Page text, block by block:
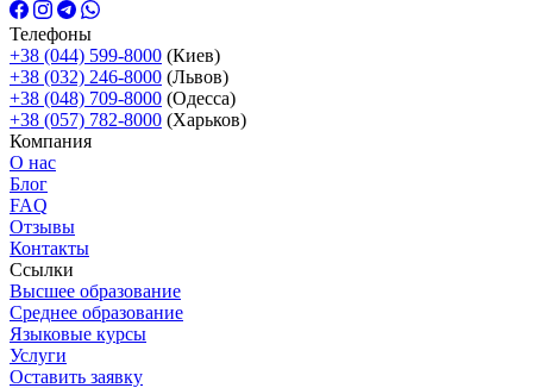
Телефоны
+38 (044) 599-8000 (Киев)
+38 (032) 246-8000 (Львов)
+38 (048) 709-8000 (Одесcа)
+38 (057) 782-8000 (Харьков)
Компания
О нас
Блог
FAQ
Отзывы
Контакты
Ссылки
Высшее образование
Среднее образование
Языковые курсы
Услуги
Оставить заявку